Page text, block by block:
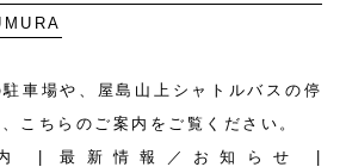
車場や、屋島山上シャトルバスの停
こちらのご案内をご覧ください。
| 最新情報／お知らせ |